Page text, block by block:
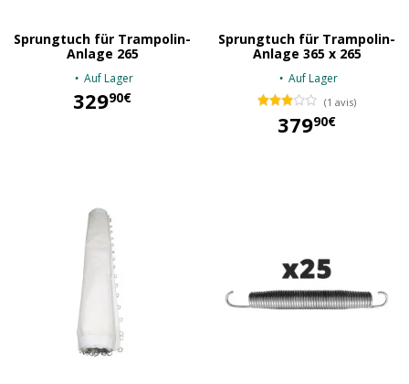
Sprungtuch für Trampolin-
Anlage 265
Auf Lager
32990€
Sprungtuch für Trampolin-
Anlage 365 x 265
Auf Lager
(1 avis)
37990€